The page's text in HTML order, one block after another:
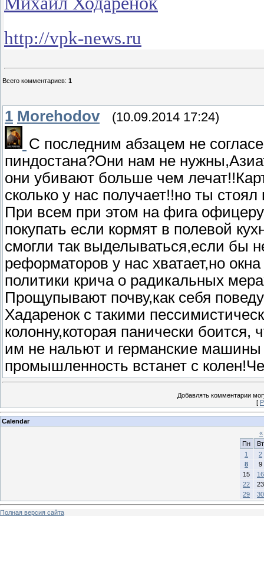
http://vpk-news.ru
Всего комментариев: 1
1 Morehodov (10.09.2014 17:24)
С последним абзацем не
пиндостана?Они нам не
они убивают больше чем
сколько у нас получает!!но ты
При всем при этом на фига
покупать если кормят в полевой
смогли так выделываться,если бы
реформаторов у нас хватает,но
политики крича о радикальных
Прощупывают почву,как себя
Хадаренок с такими
колонну,которая панически
им не нальют и германские машины
промышленность встанет с
Добавлять комментарии
[
Calendar
«
Пн
Вт
1
2
8
9
15
16
22
23
29
30
Полная версия сайта